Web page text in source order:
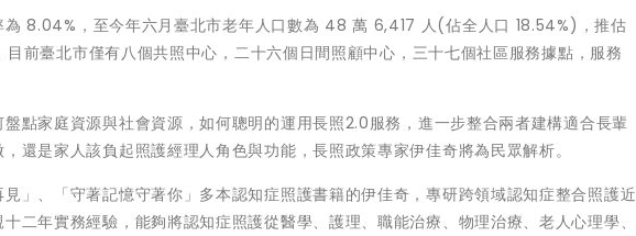
為 8.04%，至今年六月臺北市老年人口數為 48 萬 6,417 人(佔全人口 18.54%)，推估
前臺北市僅有八個共照中心，二十六個日間照顧中心，三十七個社區服務據點，服務
點家庭資源與社會資源，如何聰明的運用長照2.0服務，進一步整合兩者建構適合長輩
還是家人該負起照護經理人角色與功能，長照政策專家伊佳奇將為民眾解析。
」、「守著記憶守著你」多本認知症照護書籍的伊佳奇，專研跨領域認知症整合照護近
二年實務經驗，能夠將認知症照護從醫學、護理、職能治療、物理治療、老人心理學、